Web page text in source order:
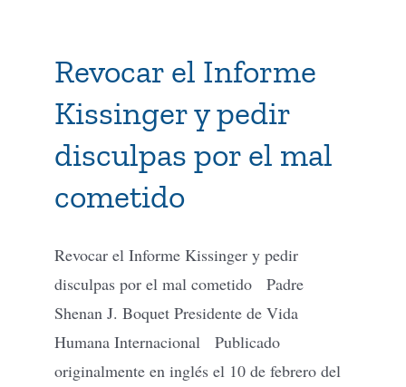
Revocar el Informe
Kissinger y pedir
disculpas por el mal
cometido
Revocar el Informe Kissinger y pedir
disculpas por el mal cometido Padre
Shenan J. Boquet Presidente de Vida
Humana Internacional Publicado
originalmente en inglés el 10 de febrero del